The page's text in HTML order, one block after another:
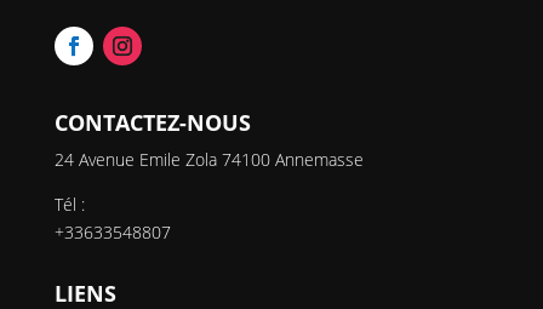
CONTACTEZ-NOUS
24 Avenue Emile Zola 74100 Annemasse
Tél :
+33633548807
LIENS